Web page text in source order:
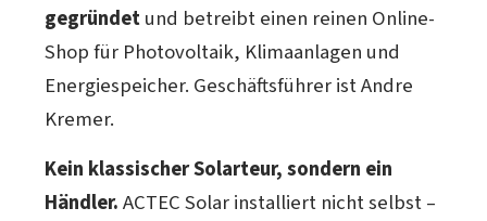
gegründetund betreibt einen reinen Online-
Shop für Photovoltaik, Klimaanlagen und
Energiespeicher. Geschäftsführer ist Andre
Kremer.
Kein klassischer Solarteur, sondern ein
Händler.ACTEC Solar installiert nicht selbst –